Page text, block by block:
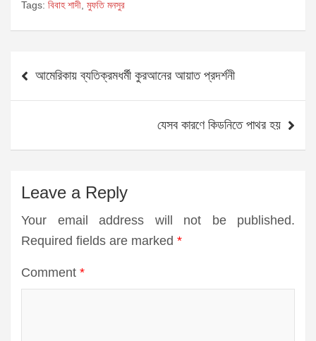
Tags: বিবাহ শাদী মুফতি মনসুর
navigation
আমেরিকায় ব্যতিক্রমধর্মী কুরআনের আয়াত প্রদর্শনী
যেসব কারণে কিডনিতে পাথর হয়
Leave a Reply
Your email address will not be published.
Required fields are marked *
Comment *